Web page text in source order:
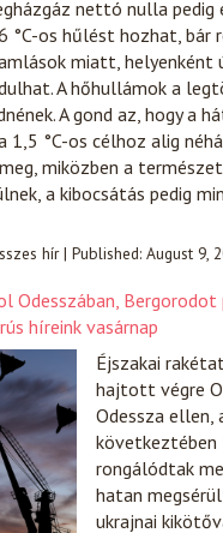
nettó nulla pedig
°C-os hűlést hozhat, bár
miatt, helyenként
A hőhullámok a
A gond az, hogy a
1,5 °C-os célhoz alig
miközben a
a kibocsátás pedig
hír|Published:August 9,
Odesszában, Bergorodot
híreink vasárnap
Éjszakai
hajtott végre
Odessza ellen,
rongálódtak
hatan
ukrajnai